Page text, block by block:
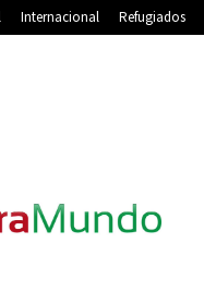
Internacional Refugiados